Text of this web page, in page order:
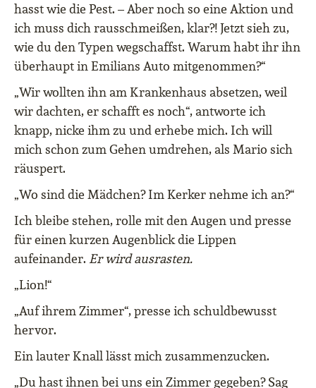
hasst wie die Pest. – Aber noch so eine Aktion und
ich muss dich rausschmeißen, klar?! Jetzt sieh zu,
wie du den Typen wegschaffst. Warum habt ihr ihn
überhaupt in Emilians Auto mitgenommen?“
„Wir wollten ihn am Krankenhaus absetzen, weil
wir dachten, er schafft es noch“, antworte ich
knapp, nicke ihm zu und erhebe mich. Ich will
mich schon zum Gehen umdrehen, als Mario sich
räuspert.
„Wo sind die Mädchen? Im Kerker nehme ich an?“
Ich bleibe stehen, rolle mit den Augen und presse
für einen kurzen Augenblick die Lippen
aufeinander. Er wird ausrasten.
„Lion!“
„Auf ihrem Zimmer“, presse ich schuldbewusst
hervor.
Ein lauter Knall lässt mich zusammenzucken.
„Du hast ihnen bei uns ein Zimmer gegeben? Sag